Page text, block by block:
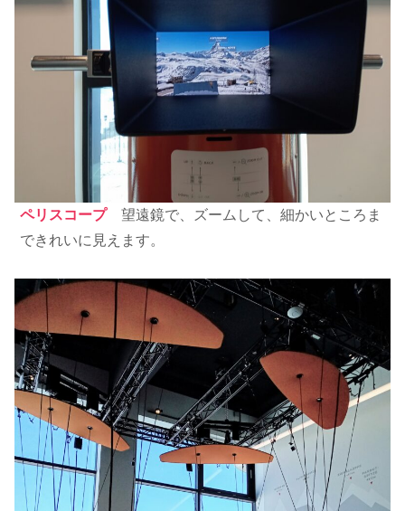
ペリスコープ望遠鏡で、ズームして、細かいところま
できれいに見えます。